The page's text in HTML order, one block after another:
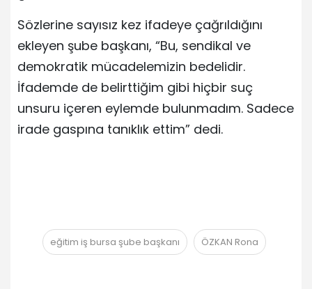
Sözlerine sayısız kez ifadeye çağrıldığını
ekleyen şube başkanı, “Bu, sendikal ve
demokratik mücadelemizin bedelidir.
İfademde de belirttiğim gibi hiçbir suç
unsuru içeren eylemde bulunmadım. Sadece
irade gaspına tanıklık ettim” dedi.
eğitim iş bursa şube başkanı ÖZKAN Rona